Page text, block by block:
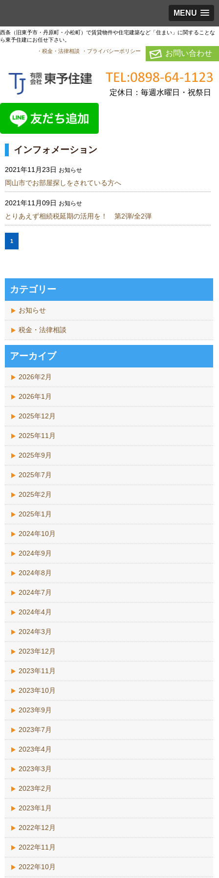
MENU
西条（旧東予市・丹原町・小松町）で賃貸物件や住宅建築など「住まい」に関することな
ら東予住建にお任せ下さい。
・税金・法律相談
・プライバシーポリシー お問い合わせ
定休日：毎週水曜日・祝祭日
インフォメーション
2021年11月23日 お知らせ
岡山市でお部屋探しをされている方へ
2021年11月09日 お知らせ
とりあえず相続税延期の活用を！ 第2弾/全2弾
1
カテゴリー
お知らせ
税金・法律相談
アーカイブ
2026年2月
2026年1月
2025年12月
2025年11月
2025年9月
2025年7月
2025年2月
2025年1月
2024年10月
2024年9月
2024年8月
2024年7月
2024年4月
2024年3月
2023年12月
2023年11月
2023年10月
2023年9月
2023年7月
2023年4月
2023年3月
2023年2月
2023年1月
2022年12月
2022年11月
2022年10月